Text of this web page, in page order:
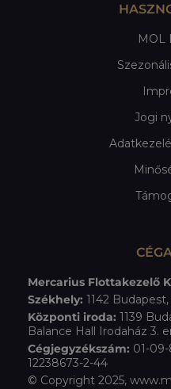
MOL
Jogi
Mercarius Flottakezelő
Székhely: 1142
Központi iroda: 1139
Balance Hall Irodaház 3.
Cégjegyzékszám: 01-
12238673-2-44
© Copyright 2025,